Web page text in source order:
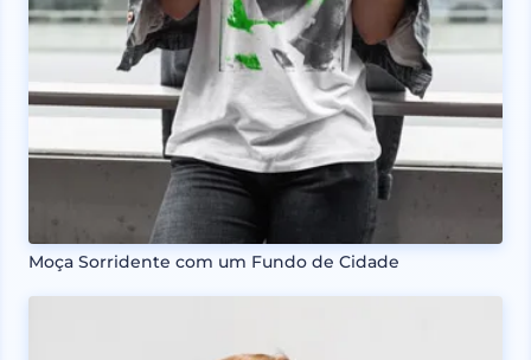
Moça Sorridente com um Fundo de Cidade